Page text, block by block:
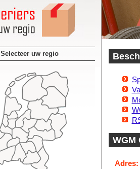
Selecteer uw regio
WGM
Adres: